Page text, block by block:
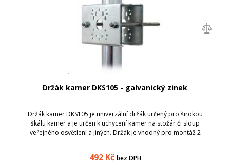
Držák kamer DKS105 - galvanický zinek
Držák kamer DKS105 je univerzální držák určený pro širokou
škálu kamer a je určen k uchycení kamer na stožár či sloup
veřejného osvětlení a jiných. Držák je vhodný pro montáž 2
492Kč bez DPH